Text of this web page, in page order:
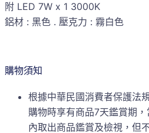
附 LED 7W x 1 3000K
鋁材 : 黑色 . 壓克力 : 霧白色
購物須知
根據中華民國消費者保護法
購物時享有商品7天鑑賞期
內取出商品鑑賞及檢視，但